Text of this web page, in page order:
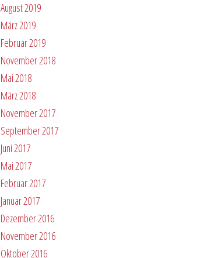
August 2019
März 2019
Februar 2019
November 2018
Mai 2018
März 2018
November 2017
September 2017
Juni 2017
Mai 2017
Februar 2017
Januar 2017
Dezember 2016
November 2016
Oktober 2016